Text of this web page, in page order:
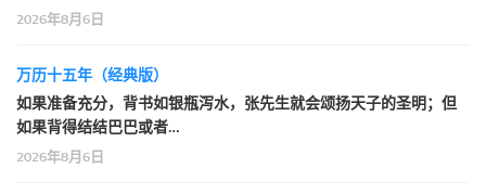
2026年8月6日
万历十五年（经典版）
如果准备充分，背书如银瓶泻水，张先生就会颂扬天子的圣明；但
如果背得结结巴巴或者…
2026年8月6日